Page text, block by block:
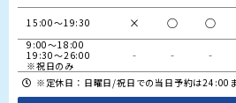
15:00～19:30 × ○ ○
9:00～18:00
19:30～26:00
※祝日のみ
‐ ‐ ‐
※定休日：日曜日/祝日での当日予約は24:00